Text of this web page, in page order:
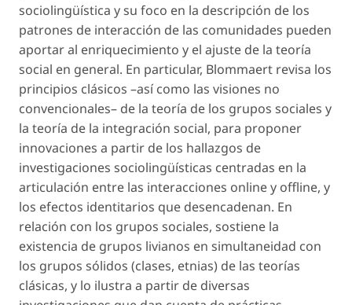
sociolingüística y su foco en la descripción de los
patrones de interacción de las comunidades pueden
aportar al enriquecimiento y el ajuste de la teoría
social en general. En particular, Blommaert revisa los
principios clásicos –así como las visiones no
convencionales– de la teoría de los grupos sociales y
la teoría de la integración social, para proponer
innovaciones a partir de los hallazgos de
investigaciones sociolingüísticas centradas en la
articulación entre las interacciones online y offline, y
los efectos identitarios que desencadenan. En
relación con los grupos sociales, sostiene la
existencia de grupos livianos en simultaneidad con
los grupos sólidos (clases, etnias) de las teorías
clásicas, y lo ilustra a partir de diversas